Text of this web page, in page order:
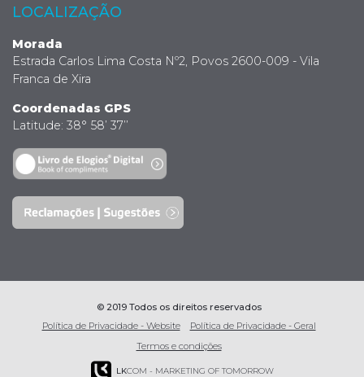
LOCALIZAÇÃO
Morada
Estrada Carlos Lima Costa Nº2, Povos 2600-009 - Vila
Franca de Xira
Coordenadas GPS
Latitude: 38° 58’ 37’’
© 2019 Todos os direitos reservados
Política de Privacidade - Website
Política de Privacidade - Geral
Termos e condições
LKCOM - MARKETING OF TOMORROW